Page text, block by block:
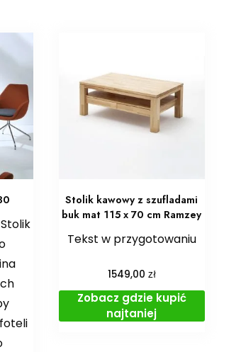
Stolik kawowy z szufladami
buk mat 115 x 70 cm Ramzey
Tekst w przygotowaniu
1549,00 zł
Zobacz gdzie kupić
najtaniej